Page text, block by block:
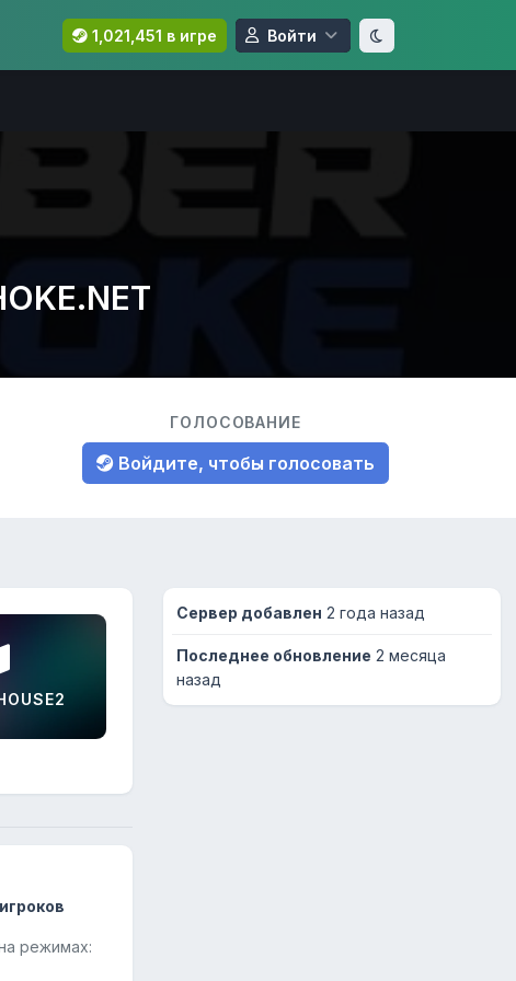
1,021,451 в игре Войти
ГОЛОСОВАНИЕ
Войдите, чтобы голосовать
режимах:
Сервер добавлен 2 года назад
Последнее обновление 2 месяца
назад